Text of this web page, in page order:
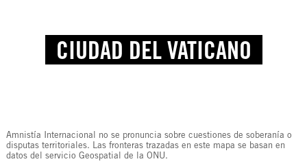
CIUDAD DEL VATICANO
Amnistía Internacional no se pronuncia sobre cuestiones de soberanía o
disputas territoriales. Las fronteras trazadas en este mapa se basan en
datos del servicio Geospatial de la ONU.